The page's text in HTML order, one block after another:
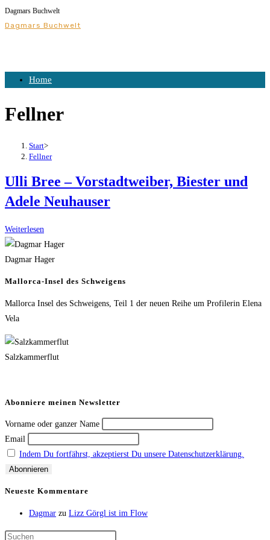
Zum
Inhalt
Dagmars Buchwelt
Dagmars Buchwelt
Home
Fellner
Start>
Fellner
Ulli Bree – Vorstadtweiber, Biester und
Adele Neuhauser
Weiterlesen
Bree
–
und
Dagmar Hager
Mallorca-Insel des Schweigens
Mallorca Insel des Schweigens, Teil 1 der neuen Reihe um Profilerin Elena
Vela
Salzkammerflut
Abonniere meinen Newsletter
Vorname oder ganzer Name
Email
Indem Du fortfährst, akzeptierst Du unsere Datenschutzerklärung.
Neueste Kommentare
Dagmar zu Lizz Görgl ist im Flow